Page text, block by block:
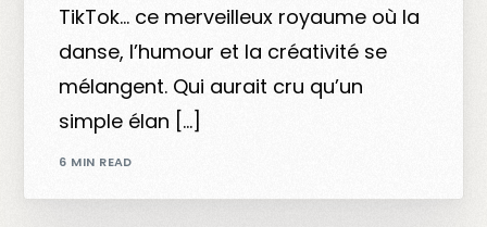
TikTok… ce merveilleux royaume où la
danse, l’humour et la créativité se
mélangent. Qui aurait cru qu’un
simple élan […]
6 MIN READ